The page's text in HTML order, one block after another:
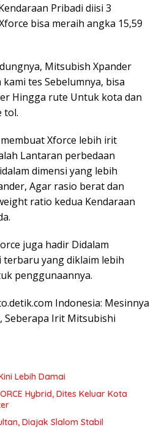
Pribadi diisi 3
bisa meraih angka 15,59
Mitsubish Xpander
tes Sebelumnya, bisa
Hingga rute Untuk kota dan
tol.
Xforce lebih irit
Lantaran perbedaan
dimensi yang lebih
Agar rasio berat dan
ratio kedua Kendaraan
juga hadir Didalam
terbaru yang diklaim lebih
penggunaannya.
Indonesia: Mesinnya
Seberapa Irit Mitsubishi
Lebih Damai
Hybrid, Dites Keluar Kota
Diajak Slalom Stabil